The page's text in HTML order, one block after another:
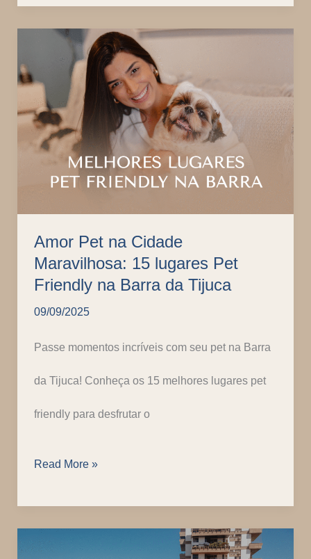
Janeiro
Tijuca:
Serviços
Diversão
Amor Pet na Cidade
Maravilhosa: 15 lugares Pet
Friendly na Barra da Tijuca
09/09/2025
Passe momentos incríveis com seu pet na Barra
da Tijuca! Conheça os 15 melhores lugares pet
friendly para desfrutar o
Amor
na
Read More »